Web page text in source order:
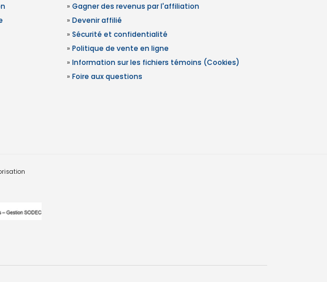
» Gagner des revenus par l'affiliation
» Devenir affilié
» Sécurité et confidentialité
» Politique de vente en ligne
» Information sur les fichiers témoins (Cookies)
» Foire aux questions